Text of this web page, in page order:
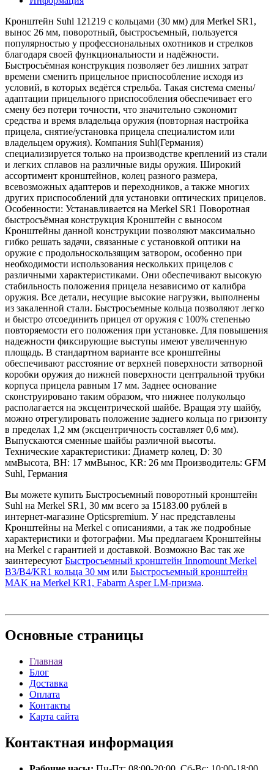
Кронштейн Suhl 121219 с кольцами (30 мм) для Merkel SR1,
вынос 26 мм, поворотный, быстросъемный, пользуется
популярностью у профессиональных охотников и стрелков
благодаря своей функциональности и надёжности.
Быстросъёмная конструкция позволяет без лишних затрат
времени сменить прицельное приспособление исходя из
условий, в которых ведётся стрельба. Такая система смены/
адаптации прицельного приспособления обеспечивает его
смену без потери точности, что значительно сэкономит
средства и время владельца оружия (повторная настройка
прицела, снятие/установка прицела специалистом или
владельцем оружия). Компания Suhl(Германия)
специализируется только на производстве креплений из стали
и легких сплавов на различные виды оружия. Широкий
ассортимент кронштейнов, колец разного размера,
всевозможных адаптеров и переходников, а также многих
других приспособлений для установки оптических прицелов.
Особенности: Устанавливается на Merkel SR1 Поворотная
быстросъёмная конструкция Кронштейн с выносом
Кронштейны данной конструкции позволяют максимально
гибко решать задачи, связанные с установкой оптики на
оружие с продольноскользящим затвором, особенно при
необходимости использования нескольких прицелов с
различными характеристиками. Они обеспечивают высокую
стабильность положения прицела независимо от калибра
оружия. Все детали, несущие высокие нагрузки, выполнены
из закаленной стали. Быстросъемные кольца позволяют легко
и быстро отсоединить прицел от оружия с 100% степенью
повторяемости его положения при установке. Для повышения
надежности фиксирующие выступы имеют увеличенную
площадь. В стандартном варианте все кронштейны
обеспечивают расстояние от верхней поверхности затворной
коробки оружия до нижней поверхности центральной трубки
корпуса прицела равным 17 мм. Заднее основание
сконструировано таким образом, что нижнее полукольцо
располагается на эксцентрической шайбе. Вращая эту шайбу,
можно отрегулировать положение заднего кольца по гризонту
в пределах 1,2 мм (эксцентричность составляет 0,6 мм).
Выпускаются сменные шайбы различной высоты.
Технические характеристики: Диаметр колец, D: 30
ммВысота, ВН: 17 ммВынос, KR: 26 мм Производитель: GFM
Suhl, Германия
Вы можете купить Быстросъемный поворотный кронштейн
Suhl на Merkel SR1, 30 мм всего за 15183.00 рублей в
интернет-магазине Opticspremium. У нас представлены
Кронштейны на Merkel с описаниями, а так же подробные
характеристики и фотографии. Мы предлагаем Кронштейны
на Merkel с гарантией и доставкой. Возможно Вас так же
заинтересуют Быстросъемный кронштейн Innomount Merkel
B3/B4/KR1 кольца 30 мм или Быстросъемный кронштейн
MAK на Merkel KR1, Fabarm Asper LM-призма.
Основные страницы
Главная
Блог
Доставка
Оплата
Контакты
Карта сайта
Контактная информация